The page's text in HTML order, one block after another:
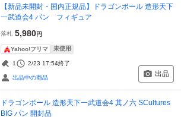
【新品未開封・国内正規品】ドラゴンボール 造形天下
一武道会4 パン フィギュア
落札 5,980円
Yahoo!フリマ 未使用
1 2/23 17:54終了
出品中の商品 出品
ドラゴンボール 造形天下一武道会4 其ノ六 SCultures
BIG パン 開封品